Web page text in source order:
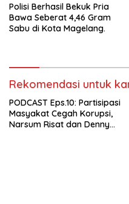
Polisi Berhasil Bekuk Pria
Bawa Seberat 4,46 Gram
Sabu di Kota Magelang.
Rekomendasi untuk
PODCAST Eps.10: Partisipasi
Masyakat Cegah Korupsi,
Narsum Risat dan Denny